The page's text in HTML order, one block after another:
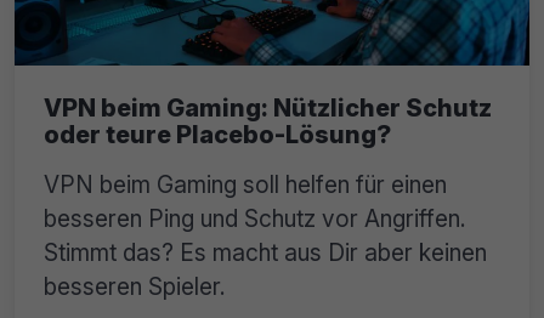
VPN beim Gaming: Nützlicher Schutz
oder teure Placebo-Lösung?
VPN beim Gaming soll helfen für einen
besseren Ping und Schutz vor Angriffen.
Stimmt das? Es macht aus Dir aber keinen
besseren Spieler.